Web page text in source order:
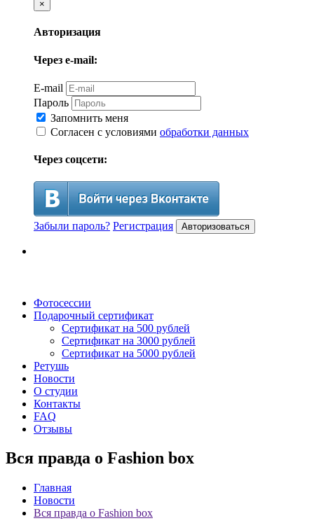
×
Авторизация
Через e-mail:
E-mail
Пароль
Запомнить меня
Согласен с условиями обработки данных
Через соцсети:
Забыли пароль? Регистрация Авторизоваться
Фотосессии
Подарочный сертификат
Сертификат на 500 рублей
Сертификат на 3000 рублей
Сертификат на 5000 рублей
Ретушь
Новости
О студии
Контакты
FAQ
Отзывы
Вся правда о Fashion box
Главная
Новости
Вся правда о Fashion box